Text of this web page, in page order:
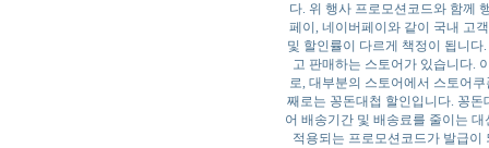
다. 위 행사 프로모션코드와 함께
페이, 네이버페이와 같이 국내 고
및 할인률이 다르게 책정이 됩니
고 판매하는 스토어가 있습니다.
로, 대부분의 스토어에서 스토어
째로는 꽁돈대첩 할인입니다. 꽁
어 배송기간 및 배송료를 줄이는
적용되는 프로모션코드가 발급